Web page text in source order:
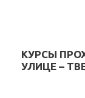
КУРСЫ
УЛИЦЕ –